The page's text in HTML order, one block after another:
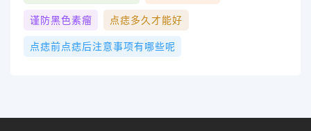
谨防黑色素瘤 点痣多久才能好
点痣前点痣后注意事项有哪些呢